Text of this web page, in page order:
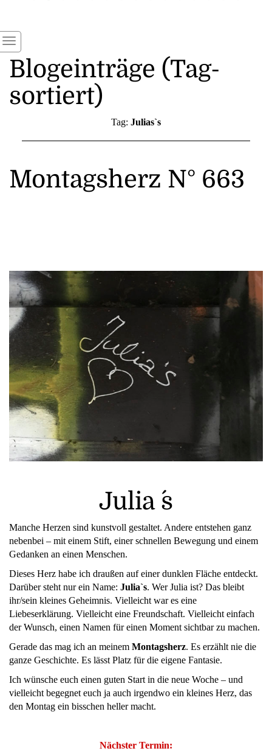
Blogeinträge (Tag-
sortiert)
Tag: Julias`s
Montagsherz N° 663
Julia ´s
Manche Herzen sind kunstvoll gestaltet. Andere entstehen ganz
nebenbei – mit einem Stift, einer schnellen Bewegung und einem
Gedanken an einen Menschen.
Dieses Herz habe ich draußen auf einer dunklen Fläche entdeckt.
Darüber steht nur ein Name: Julia`s. Wer Julia ist? Das bleibt
ihr/sein kleines Geheimnis. Vielleicht war es eine
Liebeserklärung. Vielleicht eine Freundschaft. Vielleicht einfach
der Wunsch, einen Namen für einen Moment sichtbar zu machen.
Gerade das mag ich an meinem Montagsherz. Es erzählt nie die
ganze Geschichte. Es lässt Platz für die eigene Fantasie.
Ich wünsche euch einen guten Start in die neue Woche – und
vielleicht begegnet euch ja auch irgendwo ein kleines Herz, das
den Montag ein bisschen heller macht.
Nächster Termin: